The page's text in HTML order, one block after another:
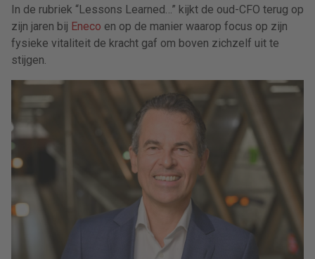
In de rubriek “Lessons Learned…” kijkt de oud-CFO terug op
zijn jaren bij Eneco en op de manier waarop focus op zijn
fysieke vitaliteit de kracht gaf om boven zichzelf uit te
stijgen.